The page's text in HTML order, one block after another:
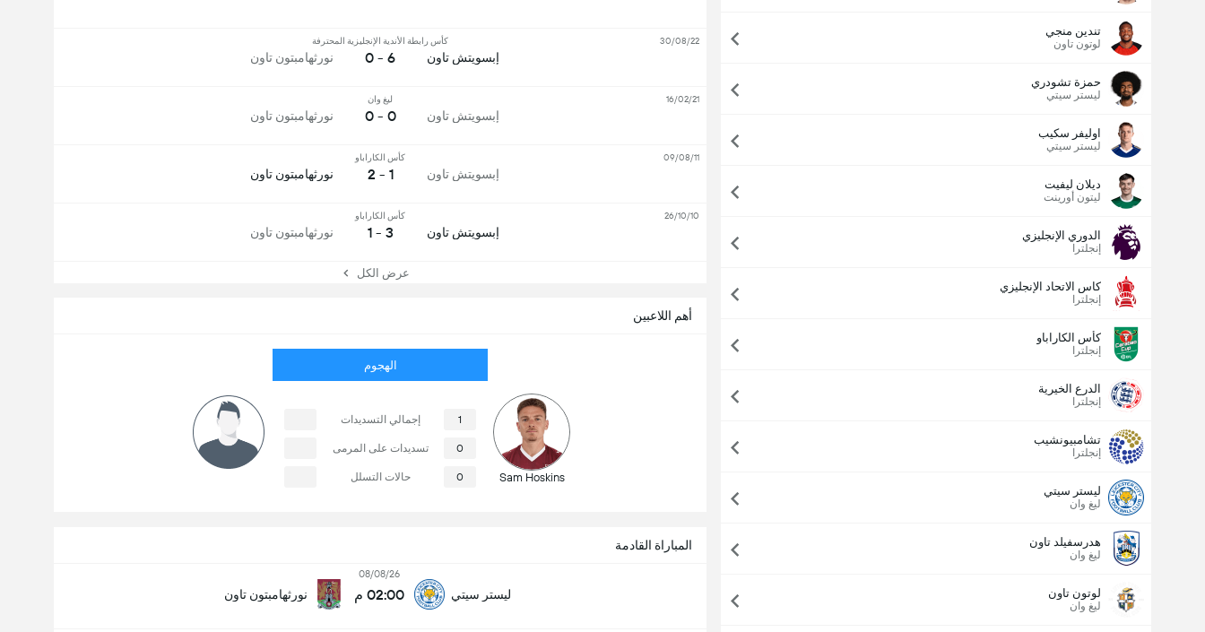
تندين منجي
لوتون تاون
حمزة تشودري
ليستر سيتي
اوليفر سكيب
ليستر سيتي
ديلان ليفيت
ليتون أورينت
الدوري الإنجليزي
إنجلترا
كاس الاتحاد الإنجليزي
إنجلترا
كأس الكاراباو
إنجلترا
الدرع الخيرية
إنجلترا
تشامبيونشيب
إنجلترا
ليستر سيتي
ليغ وان
هدرسفيلد تاون
ليغ وان
لوتون تاون
ليغ وان
المباراة القادمة
ليستر سيتي
08/08/26
02:00 م نورثهامبتون تاون
أهم اللاعبين
الهجوم
Sam Hoskins
1 إجمالي التسديدات
0 تسديدات على المرمى
0 حالات التسلل
إبسويتش تاون
كأس رابطة الأندية الإنجليزية المحترفة
6 - 0 نورثهامبتون تاون
30/08/22
إبسويتش تاون
ليغ وان
0 - 0 نورثهامبتون تاون
16/02/21
إبسويتش تاون
كأس الكاراباو
1 - 2 نورثهامبتون تاون
09/08/11
إبسويتش تاون
كأس الكاراباو
3 - 1 نورثهامبتون تاون
26/10/10
عرض الكل